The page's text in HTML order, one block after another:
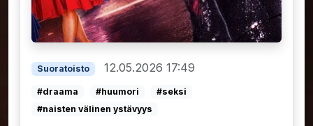
Suoratoisto 12.05.2026 17:49
#draama #huumori
#seksi
#naisten välinen ystävyys